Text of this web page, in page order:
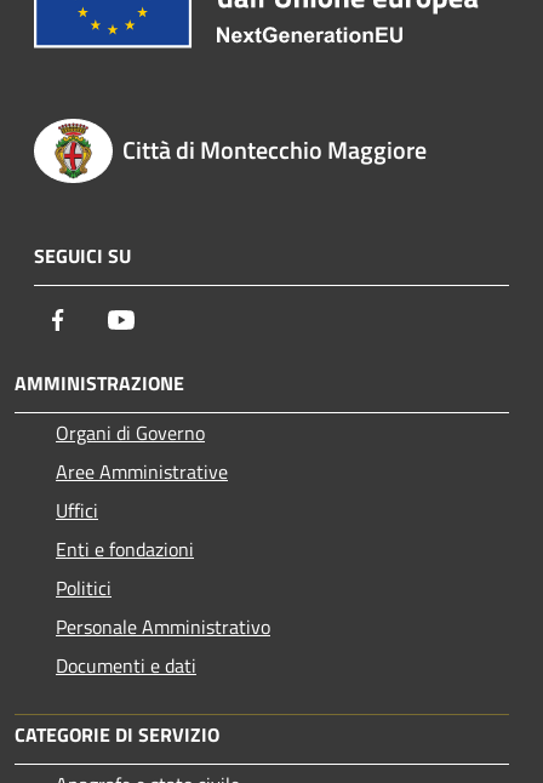
Città di Montecchio Maggiore
SEGUICI SU
Facebook
AMMINISTRAZIONE
Organi di Governo
Aree Amministrative
Uffici
Enti e fondazioni
Politici
Personale Amministrativo
Documenti e dati
CATEGORIE DI SERVIZIO